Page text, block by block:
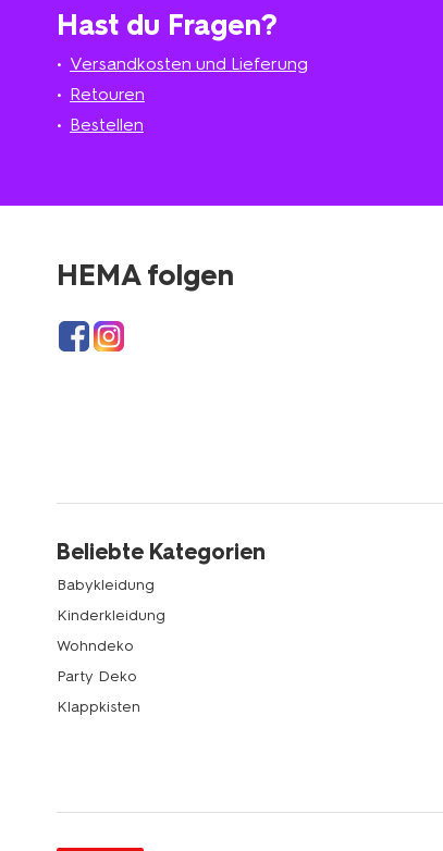
Hast du Fragen?
Versandkosten und Lieferung
Retouren
Bestellen
HEMA folgen
Beliebte Kategorien
Babykleidung
Kinderkleidung
Wohndeko
Party Deko
Klappkisten